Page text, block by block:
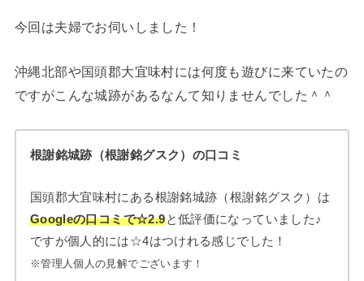
今回は夫婦でお伺いしました！
沖縄北部や国頭郡大宜味村には何度も遊びに来ていたの
ですがこんな城跡があるなんて知りませんでした＾＾
根謝銘城跡（根謝銘グスク）の口コミ
国頭郡大宜味村にある根謝銘城跡（根謝銘グスク）は
Googleの口コミで☆2.9と低評価になっていました♪
ですが個人的には☆4はつけれる感じでした！
※管理人個人の見解でございます！